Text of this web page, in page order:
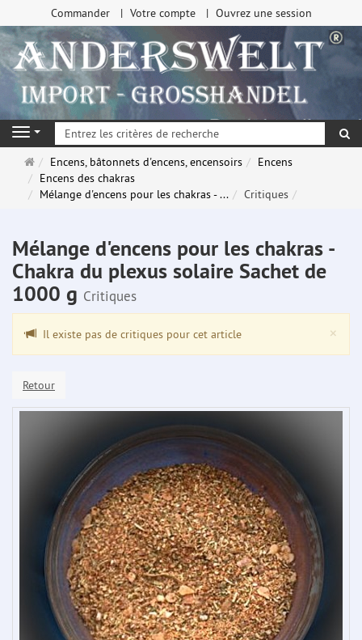
Commander Votre compte Ouvrez une session
Navigation
Page
d'accueil
Encens, bâtonnets d'encens, encensoirs
Encens
Encens des chakras
Mélange d'encens pour les chakras - ...
Critiques
Mélange d'encens pour les chakras -
Chakra du plexus solaire Sachet de
1000 g Critiques
×
Il existe pas de critiques pour cet article
Retour